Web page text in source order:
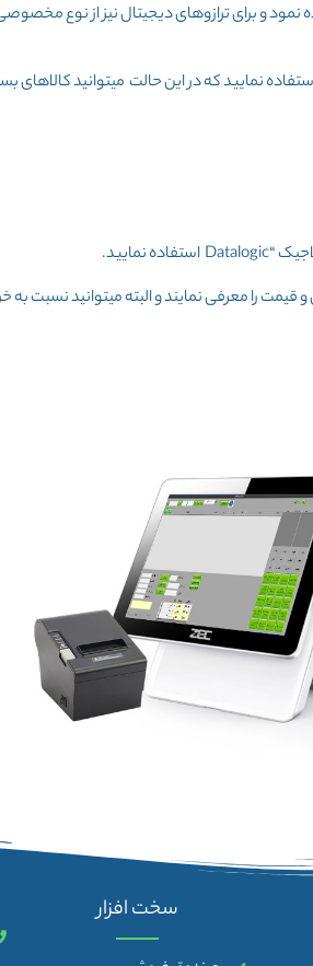
و برای ترازوهای دیجیتال نیز از نوع مخصوصی
نمایید که در این حالت میتوانید کالاهای
را معرفی نمایند و البته میتوانید نسبت به
سخت افزار